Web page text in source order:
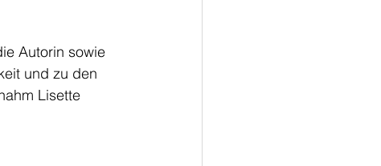
Autorin sowie
und zu den
Lisette